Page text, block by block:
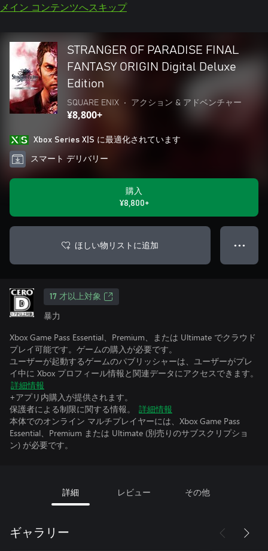
メイン コンテンツへスキップ
STRANGER OF PARADISE FINAL
FANTASY ORIGIN Digital Deluxe
Edition
SQUARE ENIX • アクション & アドベンチャー
¥8,800+
Xbox Series X|S に最適化されています
スマート デリバリー
購入
¥8,800+
ほしい物リストに追加 ● ● ●
17 才以上対象
暴力
Xbox Game Pass Essential、Premium、または Ultimate でクラウド
プレイ可能です。ゲームの購入が必要です。
ユーザーが起動するゲームのパブリッシャーは、ユーザーがプレ
イ中に Xbox プロフィール情報と関連データにアクセスできます。
詳細情報
+アプリ内購入が提供されます。
保護者による制限に関する情報。
詳細情報
本体でのオンライン マルチプレイヤーには、Xbox Game Pass
Essential、Premium または Ultimate (別売りのサブスクリプショ
ン) が必要です。
詳細 レビュー その他
ギャラリー